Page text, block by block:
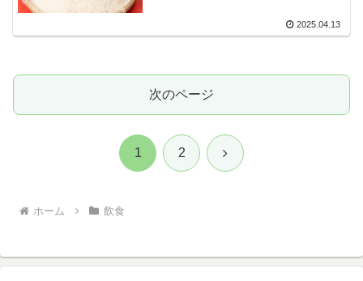
2025.04.13
次のページ
1 2 次
ホーム 飲食